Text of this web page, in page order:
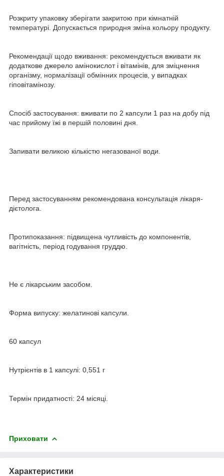
Розкриту упаковку зберігати закритою при кімнатній
температурі. Допускається природня зміна кольору продукту.
Рекомендації щодо вживання: рекомендується вживати як
додаткове джерело амінокислот і вітамінів, для зміцнення
організму, нормалізації обмінних процесів, у випадках
гіповітамінозу.
Спосіб застосування: вживати по 2 капсули 1 раз на добу під
час прийому їжі в першій половині дня.
Запивати великою кількістю негазованої води.
Перед застосуванням рекомендована консультація лікаря-
дієтолога.
Протипоказання: підвищена чутливість до компонентів,
вагітність, період годування груддю.
Не є лікарським засобом.
Форма випуску: желатинові капсули.
60 капсул
Нутрієнтів в 1 капсулі: 0,551 г
Термін придатності: 24 місяці.
Приховати
Характеристики